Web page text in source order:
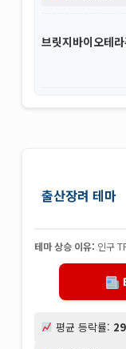
브릿지바이오테
출산장려 테마
테마 상승 이유: 인구
평균 등락률: